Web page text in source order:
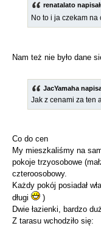
renatalato
No to i ja czekam na
Nam też nie było dane
JacYamaha
Jak z cenami za ten
Co do cen
My mieszkaliśmy na
pokoje trzyosobowe
czteroosobowy.
Każdy pokój posiadał
długi
)
Dwie łazienki, bardzo
Z tarasu wchodziło się: